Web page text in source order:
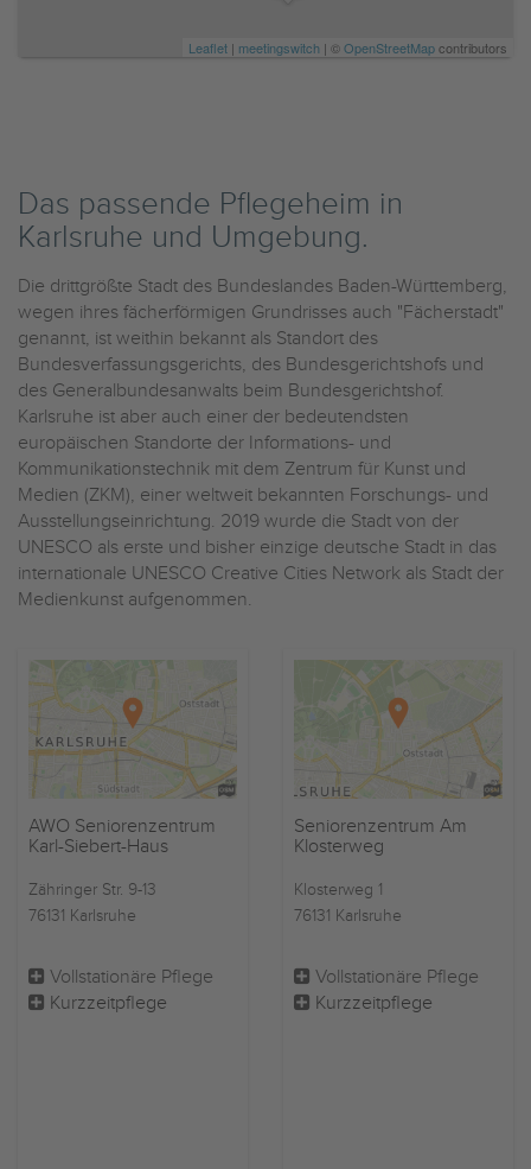
Leaflet | meetingswitch | ©OpenStreetMapcontributors
Das passende Pflegeheim in
Karlsruhe und Umgebung.
Die drittgrößte Stadt des Bundeslandes Baden-Württemberg,
wegen ihres fächerförmigen Grundrisses auch "Fächerstadt"
genannt, ist weithin bekannt als Standort des
Bundesverfassungsgerichts, des Bundesgerichtshofs und
des Generalbundesanwalts beim Bundesgerichtshof.
Karlsruhe ist aber auch einer der bedeutendsten
europäischen Standorte der Informations- und
Kommunikationstechnik mit dem Zentrum für Kunst und
Medien (ZKM), einer weltweit bekannten Forschungs- und
Ausstellungseinrichtung. 2019 wurde die Stadt von der
UNESCO als erste und bisher einzige deutsche Stadt in das
internationale UNESCO Creative Cities Network als Stadt der
Medienkunst aufgenommen.
AWO Seniorenzentrum
Karl-Siebert-Haus
Zähringer Str. 9-13
76131 Karlsruhe
Vollstationäre Pflege
Kurzzeitpflege
Seniorenzentrum Am
Klosterweg
Klosterweg 1
76131 Karlsruhe
Vollstationäre Pflege
Kurzzeitpflege